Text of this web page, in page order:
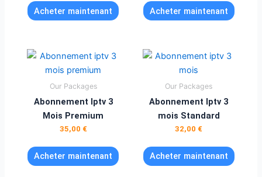
Acheter maintenant Acheter maintenant
Our Packages
Abonnement Iptv 3
Mois Premium
35,00 €
Acheter maintenant
Our Packages
Abonnement Iptv 3
mois Standard
32,00 €
Acheter maintenant